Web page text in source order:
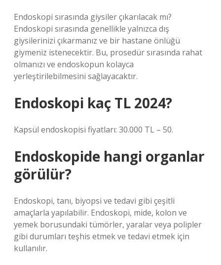
Endoskopi sırasında giysiler çıkarılacak mı?
Endoskopi sırasında genellikle yalnızca dış
giysilerinizi çıkarmanız ve bir hastane önlüğü
giymeniz istenecektir. Bu, prosedür sırasında rahat
olmanızı ve endoskopun kolayca
yerleştirilebilmesini sağlayacaktır.
Endoskopi kaç TL 2024?
Kapsül endoskopisi fiyatları: 30.000 TL – 50.
Endoskopide hangi organlar
görülür?
Endoskopi, tanı, biyopsi ve tedavi gibi çeşitli
amaçlarla yapılabilir. Endoskopi, mide, kolon ve
yemek borusundaki tümörler, yaralar veya polipler
gibi durumları teşhis etmek ve tedavi etmek için
kullanılır.